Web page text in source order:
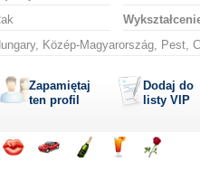
Közép-Magyarország, Pest,
Zapamiętaj
ten profil
Dodaj do
listy VIP